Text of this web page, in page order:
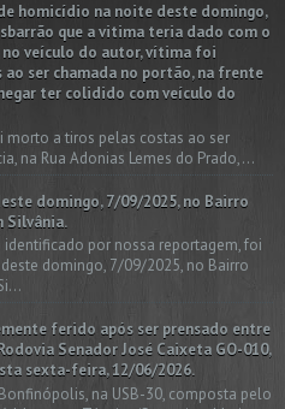
homicídio na noite deste domingo,
que a vitima teria dado com o
veículo do autor, vítima foi
ao ser chamada no portão, na frente
ter colidido com veículo do
morto a tiros pelas costas ao ser
na Rua Adonias Lemes do Prado,...
domingo, 7/09/2025, no Bairro
Silvânia.
por nossa reportagem, foi
domingo, 7/09/2025, no Bairro
ferido após ser prensado entre
Senador José Caixeta GO-010,
sexta-feira, 12/06/2026.
na USB-30, composta pelo